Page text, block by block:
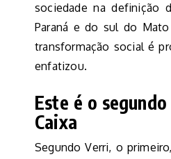
sociedade na definição
Paraná e do sul do
transformação social é
enfatizou.
Este é o
Caixa
Segundo Verri, o